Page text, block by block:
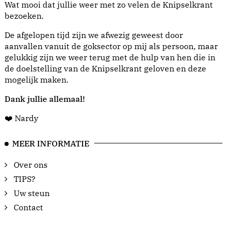
Wat mooi dat jullie weer met zo velen de Knipselkrant
bezoeken.
De afgelopen tijd zijn we afwezig geweest door
aanvallen vanuit de goksector op mij als persoon, maar
gelukkig zijn we weer terug met de hulp van hen die in
de doelstelling van de Knipselkrant geloven en deze
mogelijk maken.
Dank jullie allemaal!
❤️ Nardy
MEER INFORMATIE
Over ons
TIPS?
Uw steun
Contact